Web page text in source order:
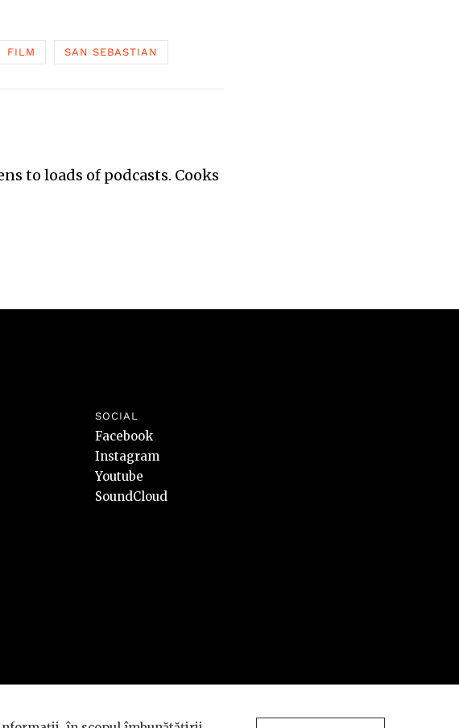
FILM SAN SEBASTIAN
to loads of podcasts. Cooks
SOCIAL
Facebook
Instagram
Youtube
SoundCloud